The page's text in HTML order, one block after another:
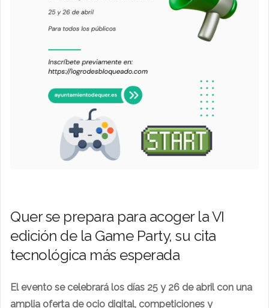
Quer se prepara para acoger la VI
edición de la Game Party, su cita
tecnológica más esperada
El evento se celebrará los días 25 y 26 de abril con una
amplia oferta de ocio digital, competiciones y